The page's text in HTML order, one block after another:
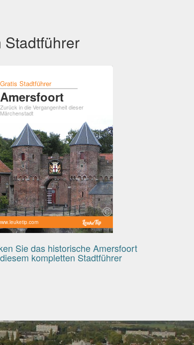
Gratis Stadtführer
Amersfoort
Zurück in die Vergangenheit dieser
Märchenstadt
Sie das historische Amersfoort
kompletten Stadtführer